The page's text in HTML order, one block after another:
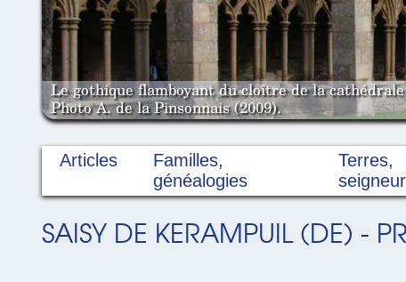
Le gothique flamboyant du cloître de la
Photo A. de la Pinsonnais (2009).
Articles
Familles,
généalogies
Terres,
SAISY DE KERAMPUIL (DE) -